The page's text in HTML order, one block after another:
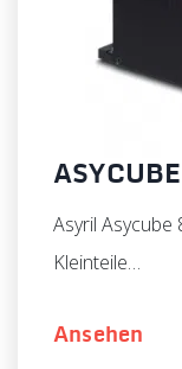
Asyril
Kleinteile…
Ansehen